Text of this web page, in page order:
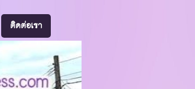
ติดต่อเรา